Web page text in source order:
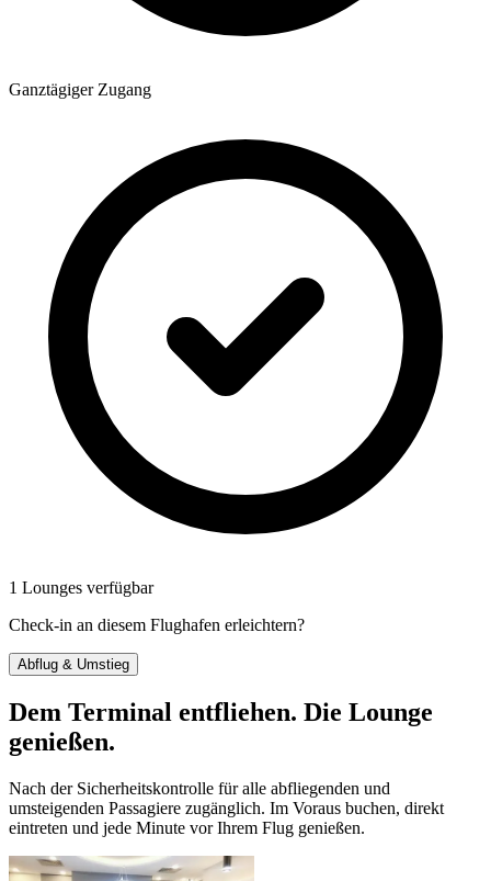
Ganztägiger Zugang
1 Lounges verfügbar
Check-in an diesem Flughafen erleichtern?
Abflug & Umstieg
Dem Terminal entfliehen. Die Lounge
genießen.
Nach der Sicherheitskontrolle für alle abfliegenden und
umsteigenden Passagiere zugänglich. Im Voraus buchen, direkt
eintreten und jede Minute vor Ihrem Flug genießen.